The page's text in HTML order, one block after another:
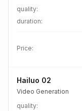
quality:
duration:
Price:
Hailuo 02
Video Generation
quality: